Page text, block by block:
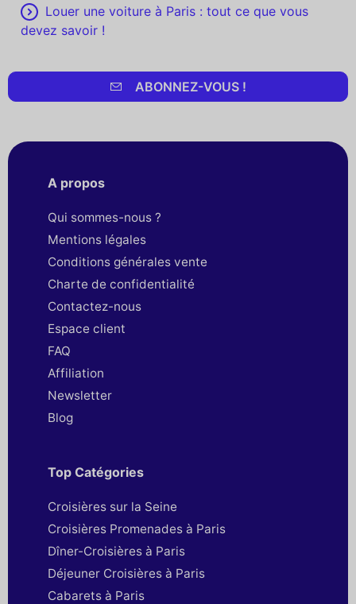
Louer une voiture à Paris : tout ce que vous
devez savoir !
ABONNEZ-VOUS !
A propos
Qui sommes-nous ?
Mentions légales
Conditions générales vente
Charte de confidentialité
Contactez-nous
Espace client
FAQ
Affiliation
Newsletter
Blog
Top Catégories
Croisières sur la Seine
Croisières Promenades à Paris
Dîner-Croisières à Paris
Déjeuner Croisières à Paris
Cabarets à Paris